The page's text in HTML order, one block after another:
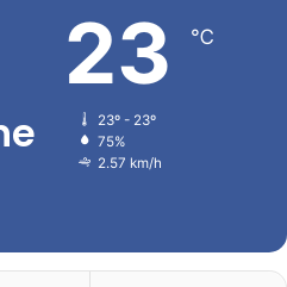
23 ℃
23º - 23º
75%
2.57 km/h